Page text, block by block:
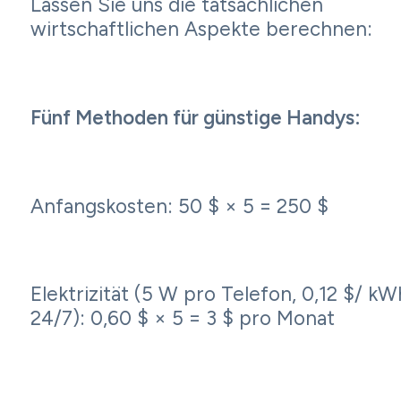
Lassen Sie uns die tatsächlichen
wirtschaftlichen Aspekte berechnen:
Fünf Methoden für günstige Handys:
Anfangskosten: 50 $ × 5 = 250 $
Elektrizität (5 W pro Telefon, 0,12 $/
24/7): 0,60 $ × 5 = 3 $ pro Monat